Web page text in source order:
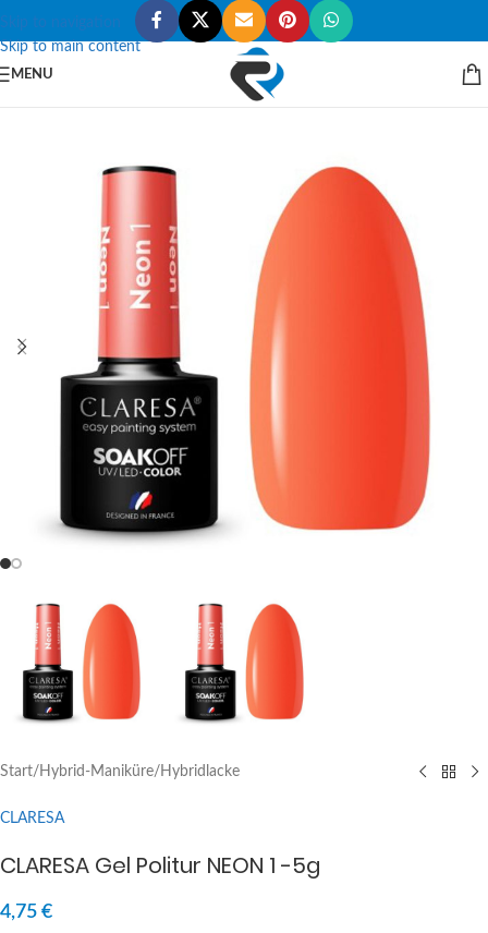
Skip to navigation
Skip to main content
MENU
Start/ Hybrid-Maniküre/ Hybridlacke
CLARESA
CLARESA Gel Politur NEON 1 -5g
4,75 €